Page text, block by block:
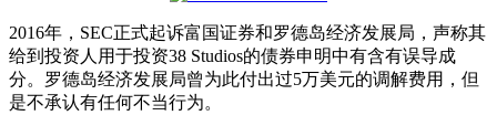
2016年，SEC正式起诉富国证券和罗德岛经济发展局，声称其
给到投资人用于投资38 Studios的债券申明中有含有误导成
分。罗德岛经济发展局曾为此付出过5万美元的调解费用，但
是不承认有任何不当行为。